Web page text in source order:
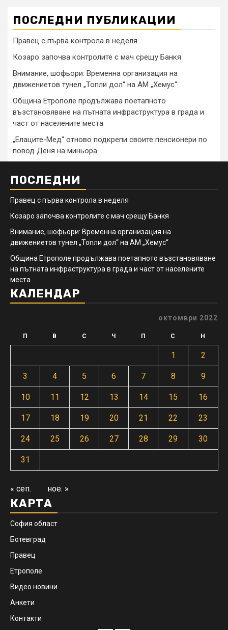
ПОСЛЕДНИ ПУБЛИКАЦИИ
Правец с първа контрола в неделя
Козаро започва контролите с мач срещу Банкя
Внимание, шофьори: Временна организация на
движениетов тунел „Топли дол“ на АМ „Хемус“
Община Етрополе продължава поетапното
възстановяване на пътната инфраструктура в града и
част от населените места
„Елаците-Мед“ отново подкрепи своите пенсионери по
повод Деня на миньора
ПОСЛЕДНИ
Правец с първа контрола в неделя
Козаро започва контролите с мач срещу Банкя
Внимание, шофьори: Временна организация на
движениетов тунел „Топли дол“ на АМ „Хемус“
Община Етрополе продължава поетапното възстановяване
на пътната инфраструктура в града и част от населените
места
КАЛЕНДАР
октомври 2022
П В С Ч П С Н
1 2
3 4 5 6 7 8 9
10 11 12 13 14 15 16
17 18 19 20 21 22 23
24 25 26 27 28 29 30
31
« сеп. ное. »
КАРТА
София област
Ботевград
Правец
Етрополе
Видео новини
Анкети
Контакти